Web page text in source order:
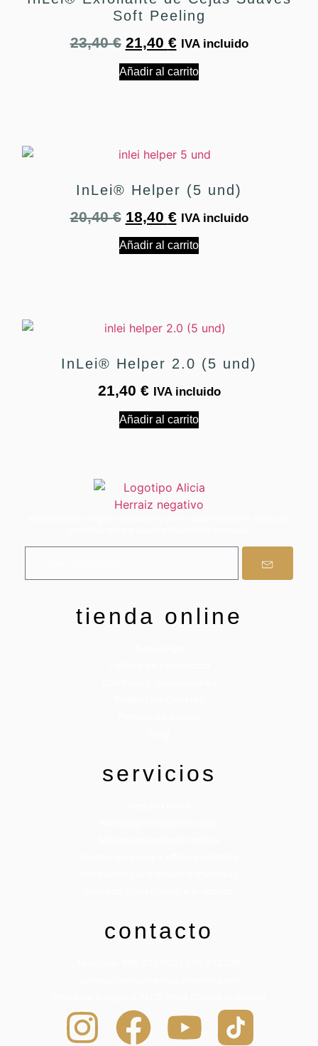
Soft Peeling
23,40€ 21,40 € IVA incluido
Añadir al carrito
InLei® Helper (5 und)
20,40€ 18,40 € IVA incluido
Añadir al carrito
InLei® Helper 2.0 (5 und)
21,40 € IVA incluido
Añadir al carrito
tienda online
servicios
contacto